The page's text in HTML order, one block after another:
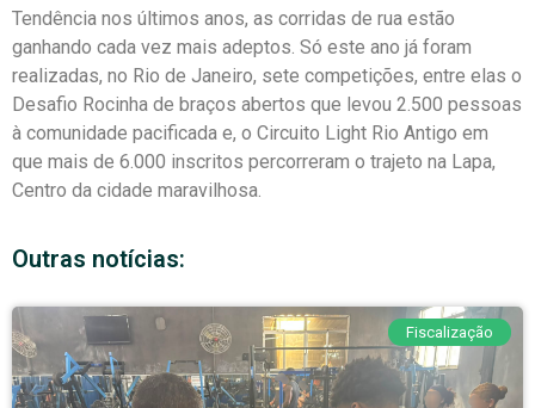
Tendência nos últimos anos, as corridas de rua estão
ganhando cada vez mais adeptos. Só este ano já foram
realizadas, no Rio de Janeiro, sete competições, entre elas o
Desafio Rocinha de braços abertos que levou 2.500 pessoas
à comunidade pacificada e, o Circuito Light Rio Antigo em
que mais de 6.000 inscritos percorreram o trajeto na Lapa,
Centro da cidade maravilhosa.
Outras notícias:
Fiscalização